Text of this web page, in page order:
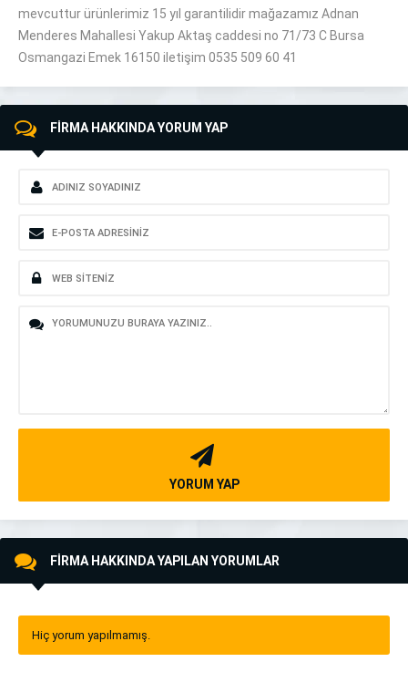
mevcuttur ürünlerimiz 15 yıl garantilidir mağazamız Adnan
Menderes Mahallesi Yakup Aktaş caddesi no 71/73 C Bursa
Osmangazi Emek 16150 iletişim 0535 509 60 41
FİRMA HAKKINDA YORUM YAP
YORUM YAP
FİRMA HAKKINDA YAPILAN YORUMLAR
Hiç yorum yapılmamış.